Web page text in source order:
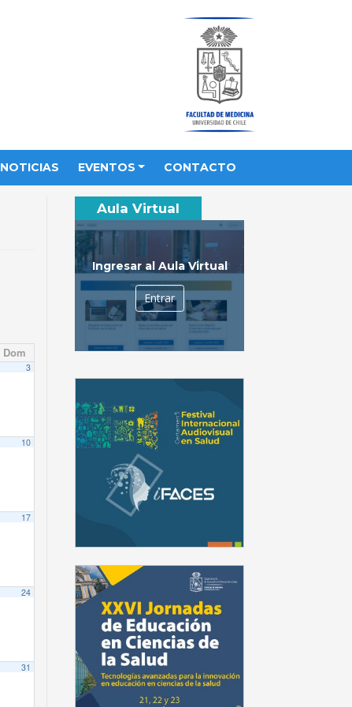
NOTICIAS EVENTOS CONTACTO
Dom
3
10
17
24
31
Aula Virtual
Ingresar al Aula Virtual
Entrar